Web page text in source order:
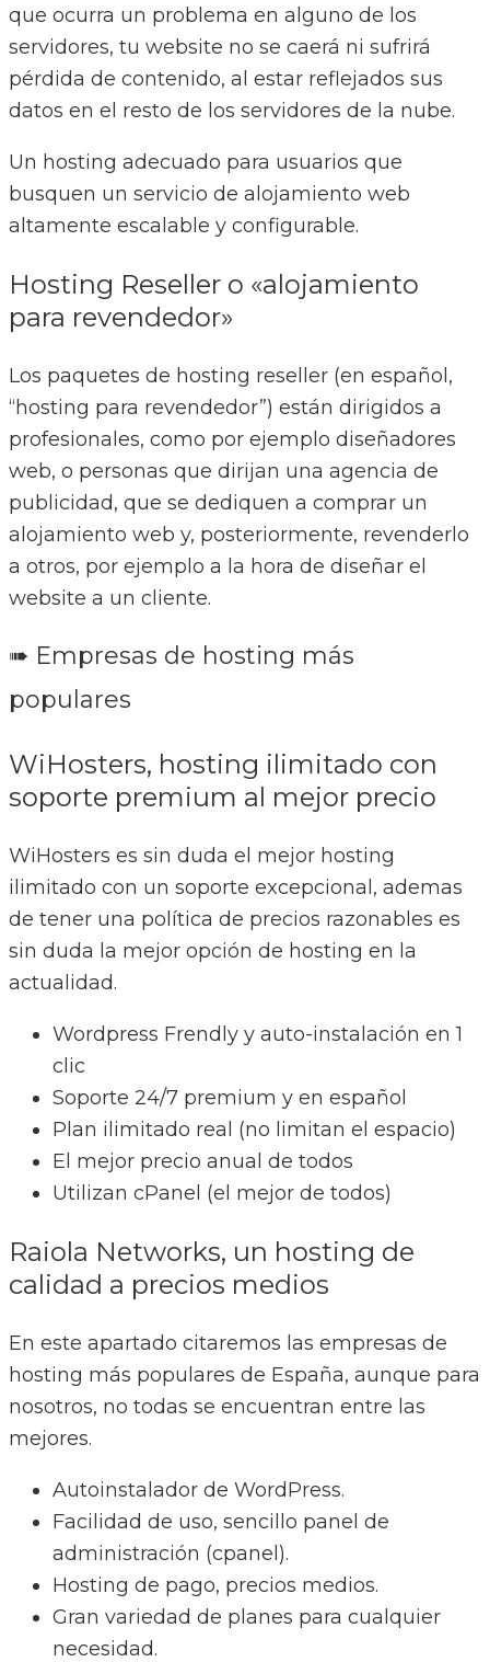
que ocurra un problema en alguno de los
servidores, tu website no se caerá ni sufrirá
pérdida de contenido, al estar reflejados sus
datos en el resto de los servidores de la nube.
Un hosting adecuado para usuarios que
busquen un servicio de alojamiento web
altamente escalable y configurable.
Hosting Reseller o «alojamiento
para revendedor»
Los paquetes de hosting reseller (en español,
“hosting para revendedor”) están dirigidos a
profesionales, como por ejemplo diseñadores
web, o personas que dirijan una agencia de
publicidad, que se dediquen a comprar un
alojamiento web y, posteriormente, revenderlo
a otros, por ejemplo a la hora de diseñar el
website a un cliente.
➠ Empresas de hosting más
populares
WiHosters, hosting ilimitado con
soporte premium al mejor precio
WiHosters es sin duda el mejor hosting
ilimitado con un soporte excepcional, ademas
de tener una política de precios razonables es
sin duda la mejor opción de hosting en la
actualidad.
​Wordpress Frendly y auto-instalación en 1
clic
Soporte 24/7 premium y en español
Plan ilimitado real (no limitan el espacio)
El mejor precio anual de todos
Utilizan cPanel (el mejor de todos)
Raiola Networks, un hosting de
calidad a precios medios
En este apartado citaremos las empresas de
hosting más populares de España, aunque para
nosotros, no todas se encuentran entre las
mejores.
​Autoinstalador de WordPress.
Facilidad de uso, sencillo panel de
administración (cpanel).
Hosting de pago, precios medios.
Gran variedad de planes para cualquier
necesidad.